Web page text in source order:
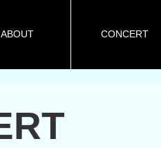
ABOUT CONCERT